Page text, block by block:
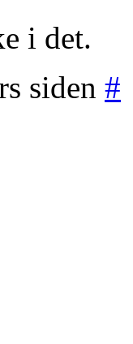
i det.
siden #